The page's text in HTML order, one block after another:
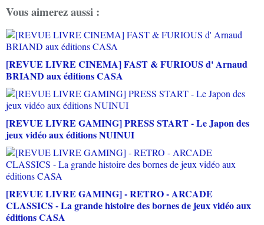
Vous aimerez aussi :
[REVUE LIVRE CINEMA] FAST & FURIOUS d' Arnaud
BRIAND aux éditions CASA
[REVUE LIVRE GAMING] PRESS START - Le Japon des
jeux vidéo aux éditions NUINUI
[REVUE LIVRE GAMING] - RETRO - ARCADE
CLASSICS - La grande histoire des bornes de jeux vidéo aux
éditions CASA